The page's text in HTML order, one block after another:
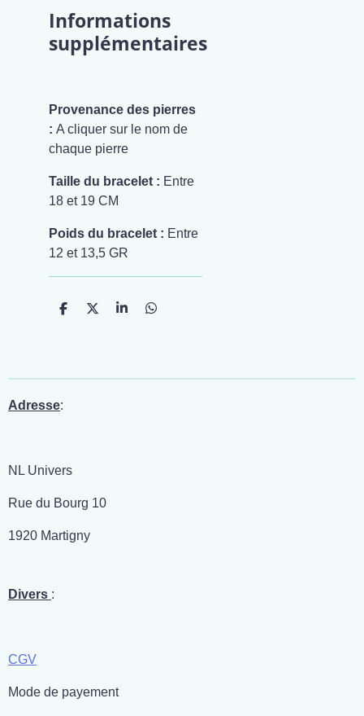
Informations
supplémentaires
Provenance des pierres
: A cliquer sur le nom de
chaque pierre
Taille du bracelet : Entre
18 et 19 CM
Poids du bracelet : Entre
12 et 13,5 GR
P
g
r
P
g
P
g
P
g
Adresse:
NL Univers
Rue du Bourg 10
1920 Martigny
Divers :
CGV
Mode de payement